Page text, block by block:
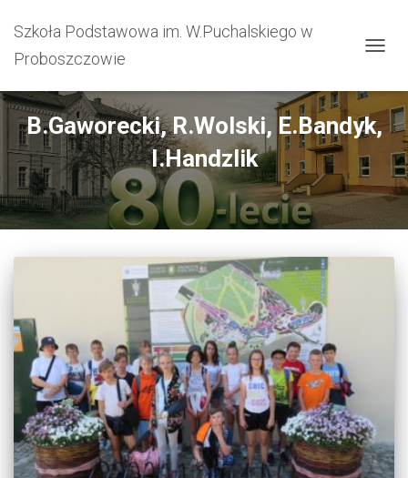
Szkoła Podstawowa im. W.Puchalskiego w
Proboszczowie
B.Gaworecki, R.Wolski, E.Bandyk,
I.Handzlik